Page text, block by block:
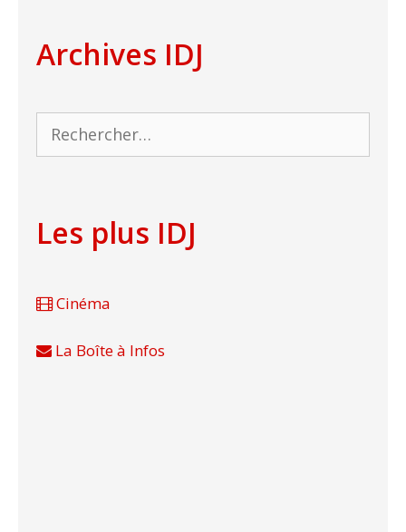
Archives IDJ
Rechercher :
Les plus IDJ
Cinéma
La Boîte à Infos